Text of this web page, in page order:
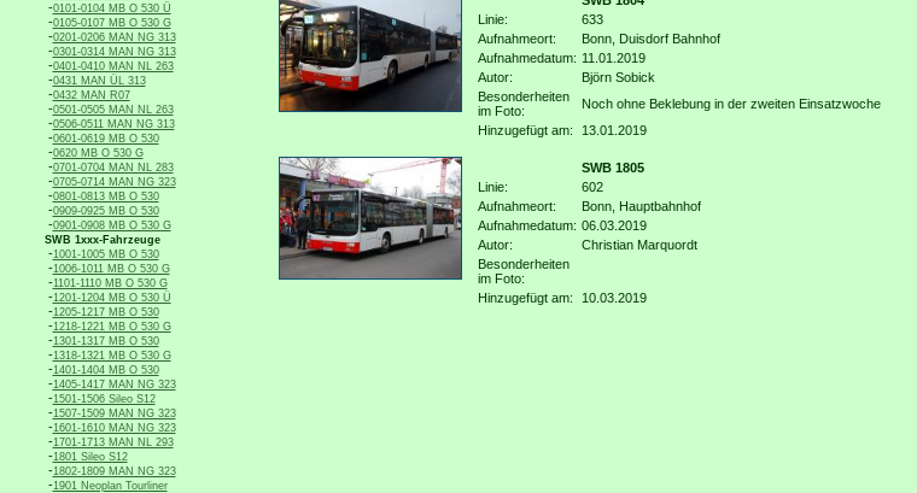
-0101-0104 MB O 530 Ü
-0105-0107 MB O 530 G
-0201-0206 MAN NG 313
-0301-0314 MAN NG 313
-0401-0410 MAN NL 263
-0431 MAN ÜL 313
-0432 MAN R07
-0501-0505 MAN NL 263
-0506-0511 MAN NG 313
-0601-0619 MB O 530
-0620 MB O 530 G
-0701-0704 MAN NL 283
-0705-0714 MAN NG 323
-0801-0813 MB O 530
-0909-0925 MB O 530
-0901-0908 MB O 530 G
SWB 1xxx-Fahrzeuge
-1001-1005 MB O 530
-1006-1011 MB O 530 G
-1101-1110 MB O 530 G
-1201-1204 MB O 530 Ü
-1205-1217 MB O 530
-1218-1221 MB O 530 G
-1301-1317 MB O 530
-1318-1321 MB O 530 G
-1401-1404 MB O 530
-1405-1417 MAN NG 323
-1501-1506 Sileo S12
-1507-1509 MAN NG 323
-1601-1610 MAN NG 323
-1701-1713 MAN NL 293
-1801 Sileo S12
-1802-1809 MAN NG 323
-1901 Neoplan Tourliner
Linie:
633
Aufnahmeort:
Bonn, Duisdorf Bahnhof
Aufnahmedatum: 11.01.2019
Autor:
Björn Sobick
Besonderheiten
im Foto:
Noch ohne Beklebung in der zweiten Einsatzwoche
Hinzugefügt am:
13.01.2019
SWB 1805
Linie:
602
Aufnahmeort:
Bonn, Hauptbahnhof
Aufnahmedatum: 06.03.2019
Autor:
Christian Marquordt
Besonderheiten
im Foto:
Hinzugefügt am:
10.03.2019